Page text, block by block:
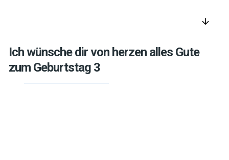
arrow_downward
Ich wünsche dir von herzen alles Gute
zum Geburtstag 3